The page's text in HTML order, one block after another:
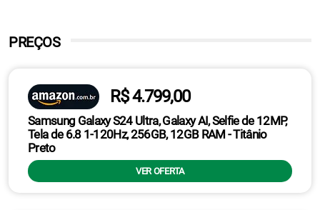
PREÇOS
R$ 4.799,00
Samsung Galaxy S24 Ultra, Galaxy AI, Selfie de 12MP,
Tela de 6.8 1-120Hz, 256GB, 12GB RAM - Titânio
Preto
VER OFERTA